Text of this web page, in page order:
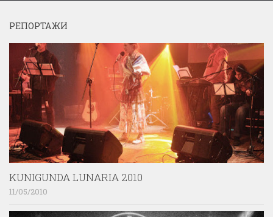
РЕПОРТАЖИ
KUNIGUNDA LUNARIA 2010
11/05/2010